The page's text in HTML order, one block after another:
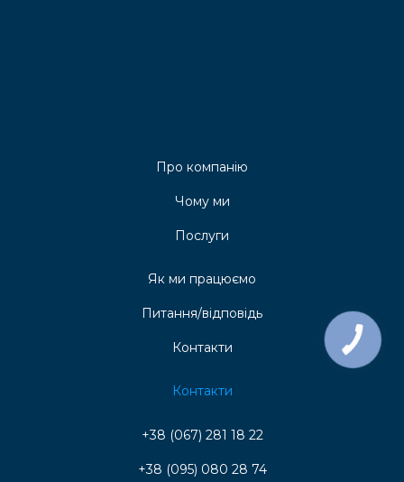
Про компанію
Чому ми
Послуги
Як ми працюємо
Питання/відповідь
Контакти
Контакти
+38 (067) 281 18 22
+38 (095) 080 28 74
КНОПКА
ЗВ'ЯЗКУ